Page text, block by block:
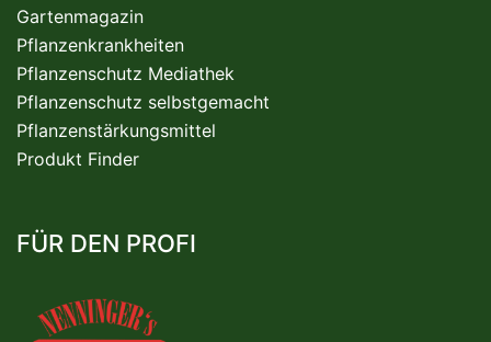
Gartenmagazin
Pflanzenkrankheiten
Pflanzenschutz Mediathek
Pflanzenschutz selbstgemacht
Pflanzenstärkungsmittel
Produkt Finder
FÜR DEN PROFI